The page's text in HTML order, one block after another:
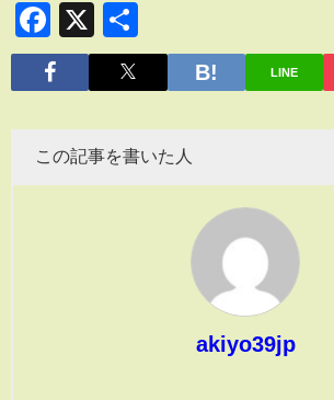
Facebook
X
有
LINE
この記事を書いた人
akiyo39jp